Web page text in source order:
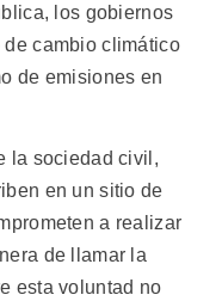
los gobiernos
cambio climático
de emisiones en
la sociedad civil,
en un sitio de
a realizar
de llamar la
esta voluntad no